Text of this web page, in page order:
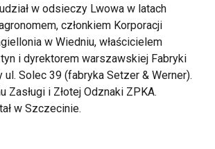
udział w odsieczy Lwowa w latach
członkiem Korporacji
w Wiedniu, właścicielem
i dyrektorem warszawskiej Fabryki
ul. Solec 39 (fabryka Setzer & Werner).
Zasługi i Złotej Odznaki ZPKA.
w Szczecinie.